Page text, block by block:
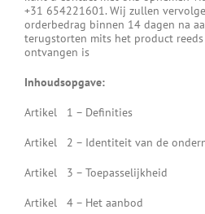
+31 654221601. Wij zullen
orderbedrag binnen 14 dagen na
terugstorten mits het product
ontvangen is
Inhoudsopgave:
Artikel 1 – Definities
Artikel 2 – Identiteit van de
Artikel 3 – Toepasselijkheid
Artikel 4 – Het aanbod